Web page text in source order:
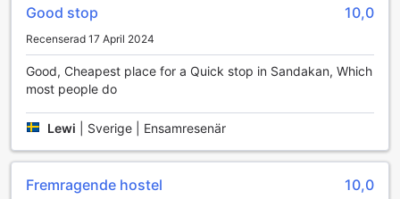
steg i ditt äventyr. Om du är rökare, har vi även en avsedd
cigarett utan att störa andra gäster. Med daglig städning
kan du också vara säker på att ditt rum alltid är i
toppskick, vilket bidrar till en trivsam och avkopplande
atmosfär.
Transportmöjligheter på Sandakan Backpackers Hostel
bekväma transportmöjligheter som gör det enkelt att
Good stop 10,0
Recenserad 17 April 2024
Good, Cheapest place for a Quick stop in Sandakan, Which
most people do
Lewi Sverige | Ensamresenär
Fremragende hostel 10,0